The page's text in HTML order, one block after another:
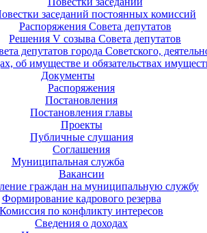
заседаний постоянных комиссий
Распоряжения Совета депутатов
Решения V созыва Совета депутатов
депутатов города Советского,
об имуществе и обязательствах
Документы
Распоряжения
Постановления
Постановления главы
Проекты
Публичные слушания
Соглашения
Муниципальная служба
Вакансии
граждан на муниципальную службу
Формирование кадрового резерва
Комиссия по конфликту интересов
Сведения о доходах